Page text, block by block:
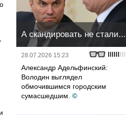
А скандировать не стали...
28.07.2026 15:23
Александр Адельфинский:
Володин выглядел
обмочившимся городским
сумасшедшим. ©